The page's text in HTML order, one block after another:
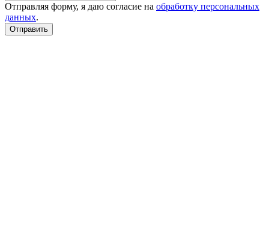
Отправляя форму, я даю согласие на обработку персональных
данных.
Отправить